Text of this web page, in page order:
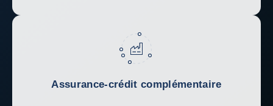
Assurance-crédit complémentaire